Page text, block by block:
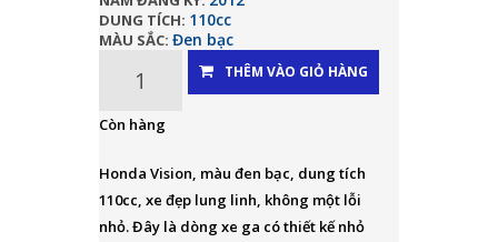
DUNG TÍCH: 110cc
MÀU SẮC: Đen bạc
THÊM VÀO GIỎ HÀNG
Còn hàng
Honda Vision, màu đen bạc, dung tích
110cc, xe đẹp lung linh, không một lỗi
nhỏ. Đây là dòng xe ga có thiết kế nhỏ